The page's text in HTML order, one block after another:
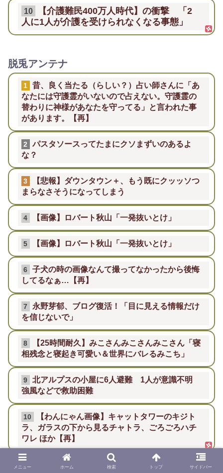
10
【介護難民400万人時代】の衝撃 「2
人に1人が介護を受けられなくなる事態」
脱兎アンテナ
1
昔、良く当たる（らしい？）占い師さんに「あ
なたには守護霊がいないので占えない。守護霊の
替わりに神様があなたを守ってる」と言われた事
があります。【再】
2
パスタソースってたまにクソまずいのあるよ
な？
3
【悲報】ダウンタウン＋、もう既にクッッソつ
まらなさそうになってしまう
4 【画像】ロバート秋山「一発抜いとけ」
5 【画像】ロバート秋山「一発抜いとけ」
6
子犬の時の画像なんて撮ってなかったから後悔
してるなぁ…【再】
7
永野芽郁、ブログ復活！「目に見える情報だけ
を信じないで」
8
【25時間耐久】みこさんみこさんみこさん「寝
相残念と寝起き可愛い＆世界にバレるみこち」
9
北アルプスの小屋に6人避難 1人が意識不明
強風などで救助困難
10
【わんにゃん画像】キャットタワーのキジト
ラ、ガラスの下から見るチャトラ、ごろごろハチ
ワレ ほか【再】
メニュー ホーム 検索 トップ サイドバー